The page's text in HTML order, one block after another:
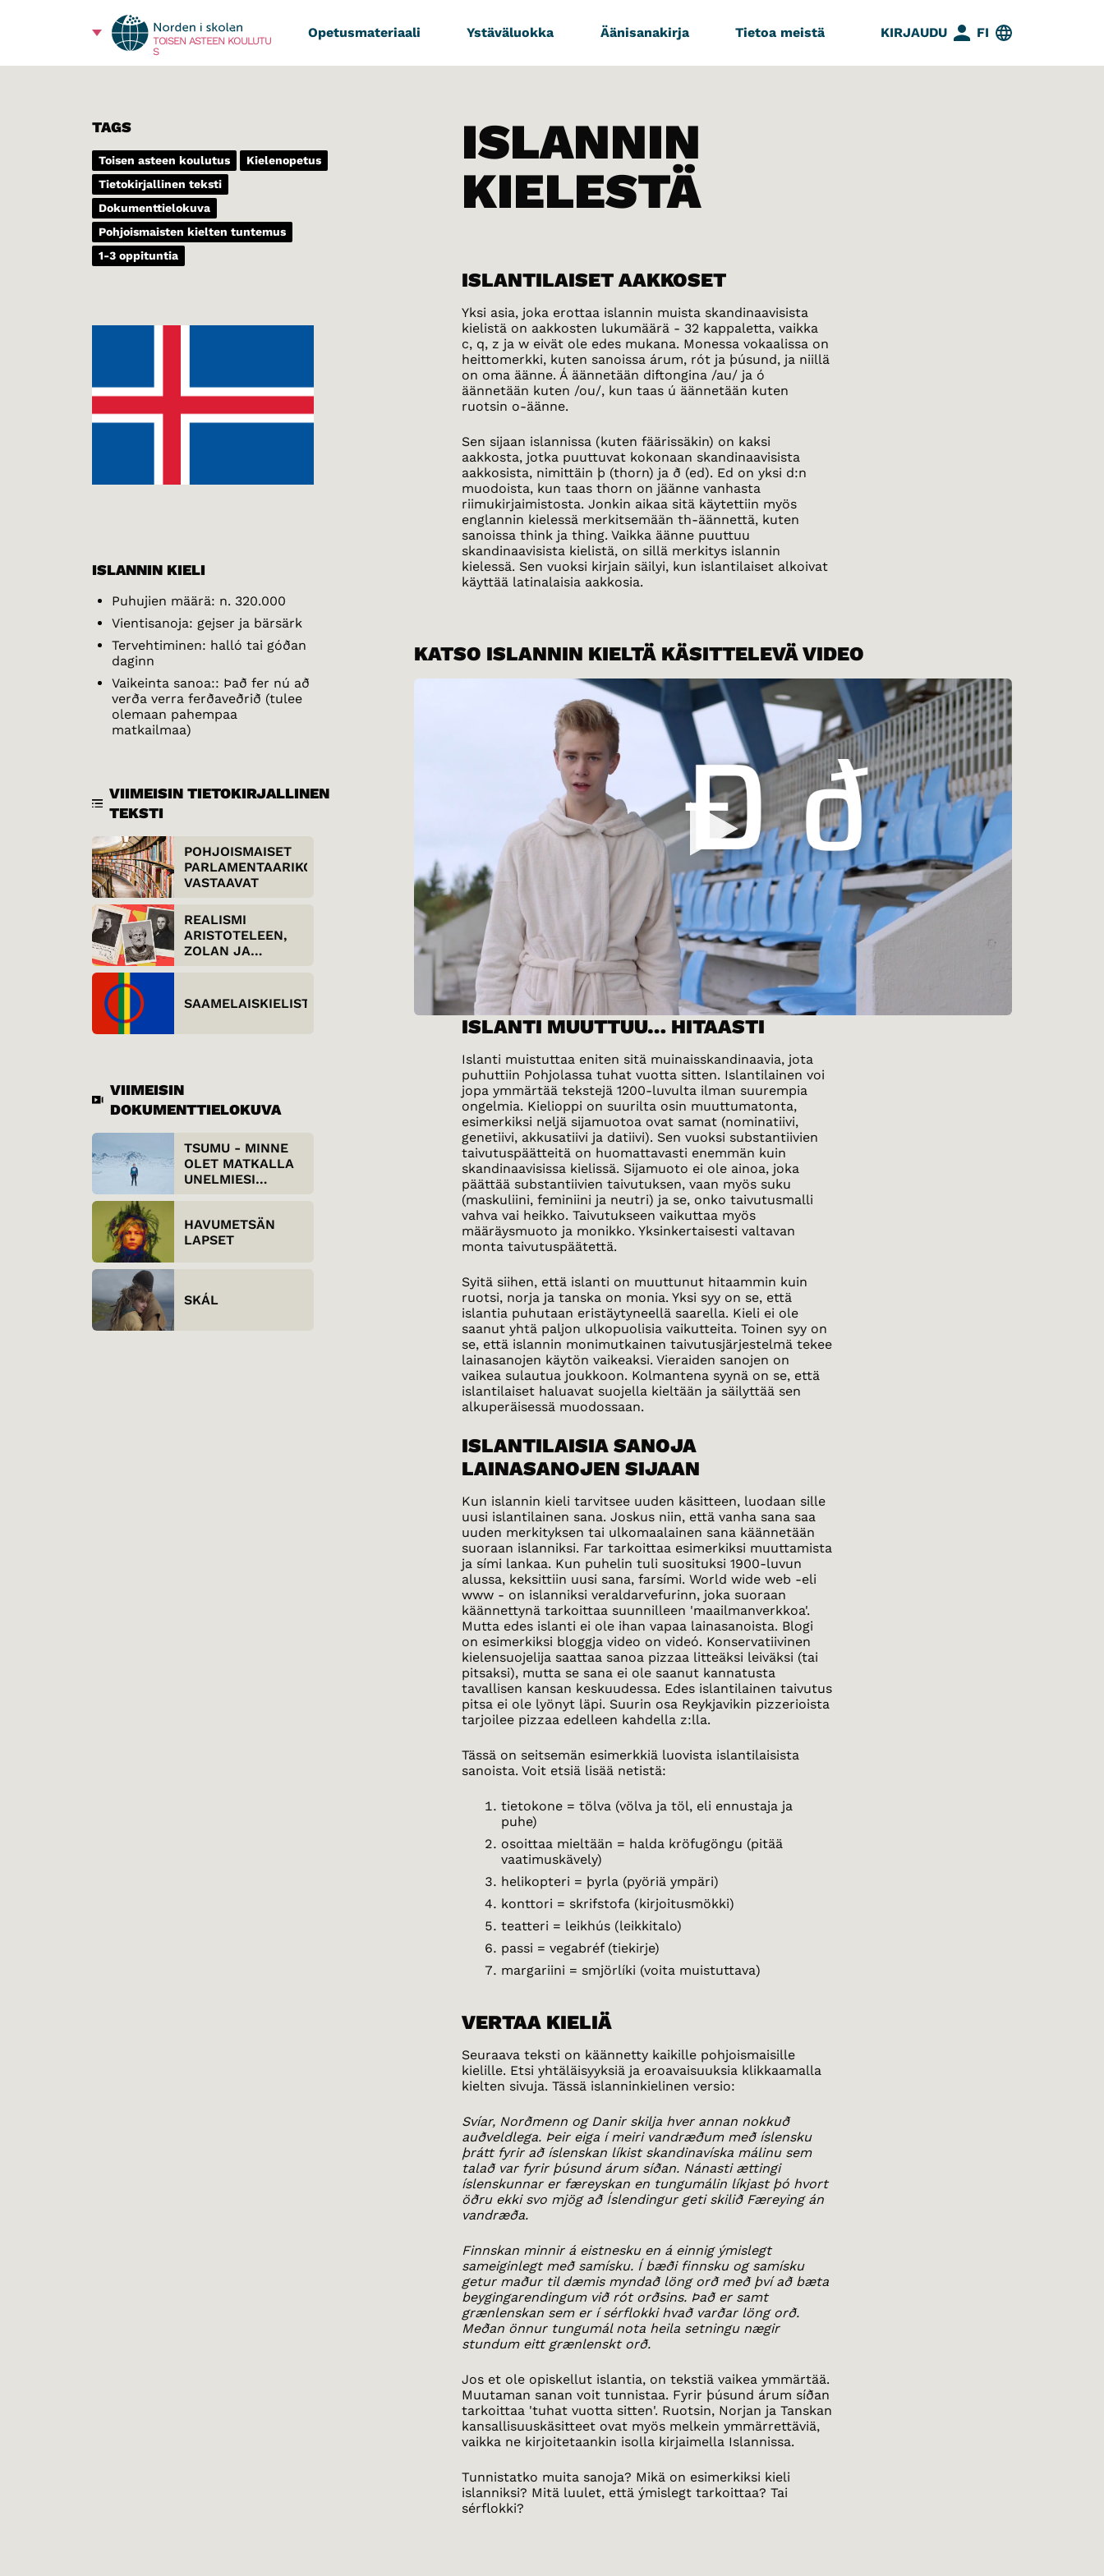
TOISEN ASTEEN KOULUTU
S
Opetusmateriaali Ystäväluokka Äänisanakirja Tietoa meistä KIRJAUDU FI
TAGS
Toisen asteen koulutus
Kielenopetus
Tietokirjallinen teksti
Dokumenttielokuva
Pohjoismaisten kielten tuntemus
1-3 oppituntia
ISLANNIN KIELI
Puhujien määrä: n. 320.000
Vientisanoja: gejser ja bärsärk
Tervehtiminen: halló tai góðan
daginn
Vaikeinta sanoa:: Það fer nú að
verða verra ferðaveðrið (tulee
olemaan pahempaa
matkailmaa)
VIIMEISIN TIETOKIRJALLINEN
TEKSTI
POHJOISMAISET
PARLAMENTAARIKOT
VASTAAVAT
REALISMI
ARISTOTELEEN,
ZOLAN JA
SAAMELAISKIELISTÄ
VIIMEISIN
DOKUMENTTIELOKUVA
TSUMU - MINNE
OLET MATKALLA
UNELMIESI
HAVUMETSÄN
LAPSET
SKÁL
ISLANNIN
KIELESTÄ
ISLANTILAISET AAKKOSET
Yksi asia, joka erottaa islannin muista skandinaavisista
kielistä on aakkosten lukumäärä - 32 kappaletta, vaikka
c, q, z ja w eivät ole edes mukana. Monessa vokaalissa on
heittomerkki, kuten sanoissa árum, rót ja þúsund, ja niillä
on oma äänne. Á äännetään diftongina /au/ ja ó
äännetään kuten /ou/, kun taas ú äännetään kuten
ruotsin o-äänne.
Sen sijaan islannissa (kuten fäärissäkin) on kaksi
aakkosta, jotka puuttuvat kokonaan skandinaavisista
aakkosista, nimittäin þ (thorn) ja ð (ed). Ed on yksi d:n
muodoista, kun taas thorn on jäänne vanhasta
riimukirjaimistosta. Jonkin aikaa sitä käytettiin myös
englannin kielessä merkitsemään th-äännettä, kuten
sanoissa think ja thing. Vaikka äänne puuttuu
skandinaavisista kielistä, on sillä merkitys islannin
kielessä. Sen vuoksi kirjain säilyi, kun islantilaiset alkoivat
käyttää latinalaisia aakkosia.
KATSO ISLANNIN KIELTÄ KÄSITTELEVÄ VIDEO
ISLANTI MUUTTUU… HITAASTI
Islanti muistuttaa eniten sitä muinaisskandinaavia, jota
puhuttiin Pohjolassa tuhat vuotta sitten. Islantilainen voi
jopa ymmärtää tekstejä 1200-luvulta ilman suurempia
ongelmia. Kielioppi on suurilta osin muuttumatonta,
esimerkiksi neljä sijamuotoa ovat samat (nominatiivi,
genetiivi, akkusatiivi ja datiivi). Sen vuoksi substantiivien
taivutuspäätteitä on huomattavasti enemmän kuin
skandinaavisissa kielissä. Sijamuoto ei ole ainoa, joka
päättää substantiivien taivutuksen, vaan myös suku
(maskuliini, feminiini ja neutri) ja se, onko taivutusmalli
vahva vai heikko. Taivutukseen vaikuttaa myös
määräysmuoto ja monikko. Yksinkertaisesti valtavan
monta taivutuspäätettä.
Syitä siihen, että islanti on muuttunut hitaammin kuin
ruotsi, norja ja tanska on monia. Yksi syy on se, että
islantia puhutaan eristäytyneellä saarella. Kieli ei ole
saanut yhtä paljon ulkopuolisia vaikutteita. Toinen syy on
se, että islannin monimutkainen taivutusjärjestelmä tekee
lainasanojen käytön vaikeaksi. Vieraiden sanojen on
vaikea sulautua joukkoon. Kolmantena syynä on se, että
islantilaiset haluavat suojella kieltään ja säilyttää sen
alkuperäisessä muodossaan.
ISLANTILAISIA SANOJA
LAINASANOJEN SIJAAN
Kun islannin kieli tarvitsee uuden käsitteen, luodaan sille
uusi islantilainen sana. Joskus niin, että vanha sana saa
uuden merkityksen tai ulkomaalainen sana käännetään
suoraan islanniksi. Far tarkoittaa esimerkiksi muuttamista
ja sími lankaa. Kun puhelin tuli suosituksi 1900-luvun
alussa, keksittiin uusi sana, farsími. World wide web -eli
www - on islanniksi veraldarvefurinn, joka suoraan
käännettynä tarkoittaa suunnilleen 'maailmanverkkoa'.
Mutta edes islanti ei ole ihan vapaa lainasanoista. Blogi
on esimerkiksi bloggja video on videó. Konservatiivinen
kielensuojelija saattaa sanoa pizzaa litteäksi leiväksi (tai
pitsaksi), mutta se sana ei ole saanut kannatusta
tavallisen kansan keskuudessa. Edes islantilainen taivutus
pitsa ei ole lyönyt läpi. Suurin osa Reykjavikin pizzerioista
tarjoilee pizzaa edelleen kahdella z:lla.
Tässä on seitsemän esimerkkiä luovista islantilaisista
sanoista. Voit etsiä lisää netistä:
tietokone = tölva (völva ja töl, eli ennustaja ja
puhe)
osoittaa mieltään = halda kröfugöngu (pitää
vaatimuskävely)
helikopteri = þyrla (pyöriä ympäri)
konttori = skrifstofa (kirjoitusmökki)
teatteri = leikhús (leikkitalo)
passi = vegabréf (tiekirje)
margariini = smjörlíki (voita muistuttava)
VERTAA KIELIÄ
Seuraava teksti on käännetty kaikille pohjoismaisille
kielille. Etsi yhtäläisyyksiä ja eroavaisuuksia klikkaamalla
kielten sivuja. Tässä islanninkielinen versio:
Svíar, Norðmenn og Danir skilja hver annan nokkuð
auðveldlega. Þeir eiga í meiri vandræðum með íslensku
þrátt fyrir að íslenskan líkist skandinavíska málinu sem
talað var fyrir þúsund árum síðan. Nánasti ættingi
íslenskunnar er færeyskan en tungumálin líkjast þó hvort
öðru ekki svo mjög að Íslendingur geti skilið Færeying án
vandræða.
Finnskan minnir á eistnesku en á einnig ýmislegt
sameiginlegt með samísku. Í bæði finnsku og samísku
getur maður til dæmis myndað löng orð með því að bæta
beygingarendingum við rót orðsins. Það er samt
grænlenskan sem er í sérflokki hvað varðar löng orð.
Meðan önnur tungumál nota heila setningu nægir
stundum eitt grænlenskt orð.
Jos et ole opiskellut islantia, on tekstiä vaikea ymmärtää.
Muutaman sanan voit tunnistaa. Fyrir þúsund árum síðan
tarkoittaa 'tuhat vuotta sitten'. Ruotsin, Norjan ja Tanskan
kansallisuuskäsitteet ovat myös melkein ymmärrettäviä,
vaikka ne kirjoitetaankin isolla kirjaimella Islannissa.
Tunnistatko muita sanoja? Mikä on esimerkiksi kieli
islanniksi? Mitä luulet, että ýmislegt tarkoittaa? Tai
sérflokki?